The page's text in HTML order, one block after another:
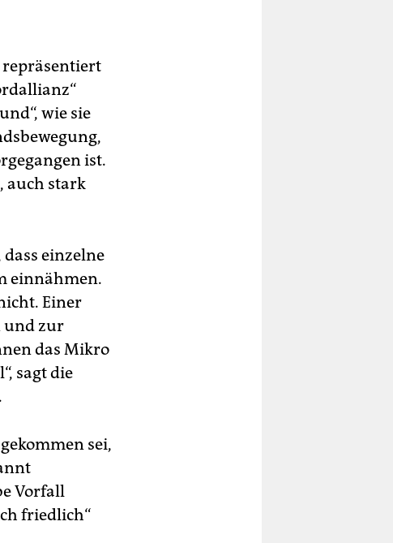
repräsentiert
wie sie
ist.
auch stark
einzelne
einnähmen.
Einer
und zur
das Mikro
sagt die
sei,
Vorfall
friedlich“